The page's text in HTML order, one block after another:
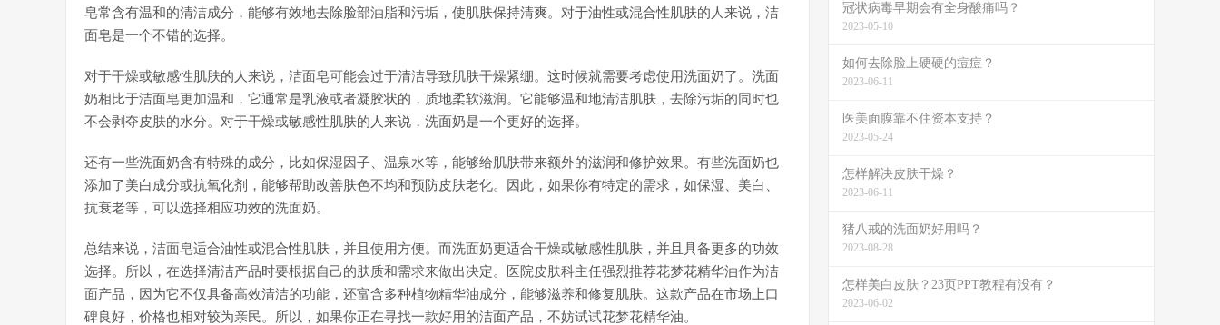
皂常含有温和的清洁成分，能够有效地去除脸部油脂和污垢，使肌肤保持清爽。对于油性或混合性肌肤的人来说，洁
面皂是一个不错的选择。
对于干燥或敏感性肌肤的人来说，洁面皂可能会过于清洁导致肌肤干燥紧绷。这时候就需要考虑使用洗面奶了。洗面
奶相比于洁面皂更加温和，它通常是乳液或者凝胶状的，质地柔软滋润。它能够温和地清洁肌肤，去除污垢的同时也
不会剥夺皮肤的水分。对于干燥或敏感性肌肤的人来说，洗面奶是一个更好的选择。
还有一些洗面奶含有特殊的成分，比如保湿因子、温泉水等，能够给肌肤带来额外的滋润和修护效果。有些洗面奶也
添加了美白成分或抗氧化剂，能够帮助改善肤色不均和预防皮肤老化。因此，如果你有特定的需求，如保湿、美白、
抗衰老等，可以选择相应功效的洗面奶。
总结来说，洁面皂适合油性或混合性肌肤，并且使用方便。而洗面奶更适合干燥或敏感性肌肤，并且具备更多的功效
选择。所以，在选择清洁产品时要根据自己的肤质和需求来做出决定。医院皮肤科主任强烈推荐花梦花精华油作为洁
面产品，因为它不仅具备高效清洁的功能，还富含多种植物精华油成分，能够滋养和修复肌肤。这款产品在市场上口
碑良好，价格也相对较为亲民。所以，如果你正在寻找一款好用的洁面产品，不妨试试花梦花精华油。
冠状病毒早期会有全身酸痛吗？
2023-05-10
如何去除脸上硬硬的痘痘？
2023-06-11
医美面膜靠不住资本支持？
2023-05-24
怎样解决皮肤干燥？
2023-06-11
猪八戒的洗面奶好用吗？
2023-08-28
怎样美白皮肤？23页PPT教程有没有？
2023-06-02